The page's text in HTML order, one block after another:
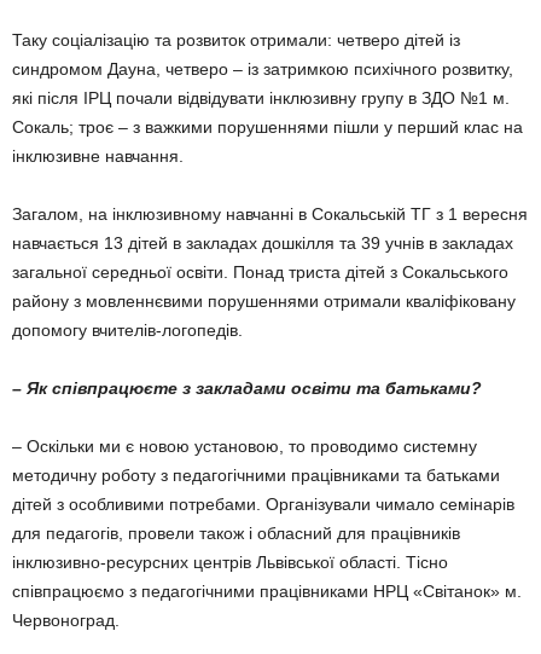
Таку соціалізацію та розвиток отримали: четверо дітей із
синдромом Дауна, четверо – із затримкою психічного розвитку,
які після ІРЦ почали відвідувати інклюзивну групу в ЗДО №1 м.
Сокаль; троє – з важкими пору­шеннями пішли у перший клас на
інклюзив­не навчання.
Загалом, на інклюзивному навчанні в Со­кальській ТГ з 1 вересня
навчається 13 дітей в закладах дошкілля та 39 учнів в закладах
загальної середньої освіти. Понад триста дітей з Сокальського
району з мовленнєви­ми порушеннями отримали кваліфіковану
допомогу вчителів-логопедів.
– Як співпрацюєте з закладами освіти та батьками?
– Оскільки ми є новою установою, то проводимо системну
методичну роботу з педагогічними працівниками та батьками
дітей з особливими потребами. Організува­ли чимало семінарів
для педагогів, провели також і обласний для працівників
інклюзив­но-ресурсних центрів Львівської області. Тісно
співпрацюємо з педагогічними праців­никами НРЦ «Світанок» м.
Червоноград.